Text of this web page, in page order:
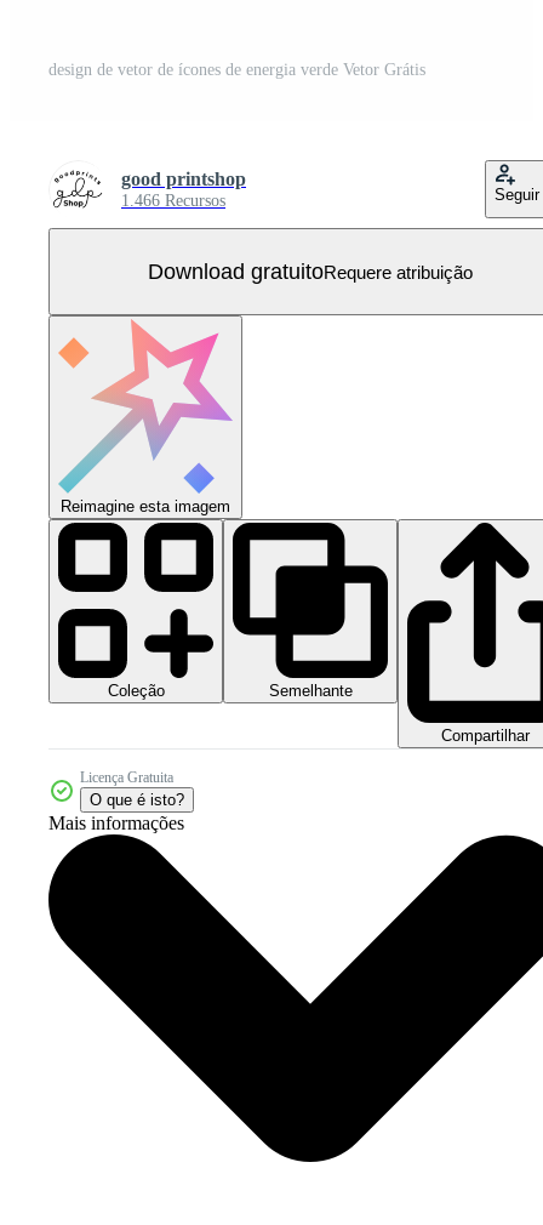
design de vetor de ícones de energia verde Vetor Grátis
good printshop
1.466 Recursos Seguir
Download gratuitoRequere atribuição
Reimagine esta imagem
Coleção Semelhante
Compartilhar
Licença Gratuita
O que é isto?
Mais informações